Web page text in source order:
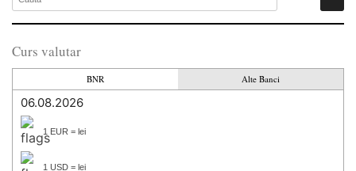
Curs valutar
BNR Alte Banci
06.08.2026
1 EUR = lei
1 USD = lei